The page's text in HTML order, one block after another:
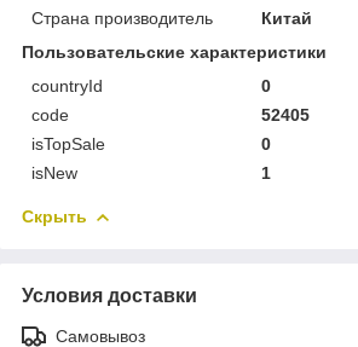
Страна производитель
Китай
Пользовательские характеристики
countryId
0
code
52405
isTopSale
0
isNew
1
Скрыть
Условия доставки
Самовывоз